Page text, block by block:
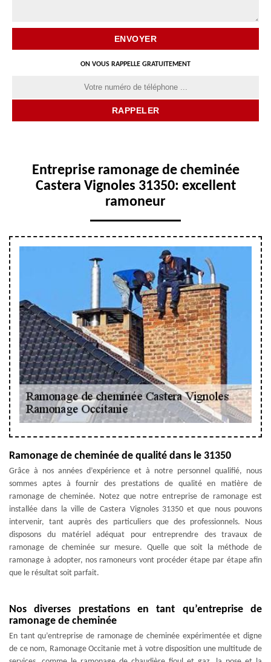
ON VOUS RAPPELLE GRATUITEMENT
Entreprise ramonage de cheminée
Castera Vignoles 31350: excellent
ramoneur
Ramonage de cheminée de qualité dans le 31350
Grâce à nos années d’expérience et à notre personnel qualifié, nous
sommes aptes à fournir des prestations de qualité en matière de
ramonage de cheminée. Notez que notre entreprise de ramonage est
installée dans la ville de Castera Vignoles 31350 et que nous pouvons
intervenir, tant auprès des particuliers que des professionnels. Nous
disposons du matériel adéquat pour entreprendre des travaux de
ramonage de cheminée sur mesure. Quelle que soit la méthode de
ramonage à adopter, nos ramoneurs vont procéder étape par étape afin
que le résultat soit parfait.
Nos diverses prestations en tant qu’entreprise de
ramonage de cheminée
En tant qu’entreprise de ramonage de cheminée expérimentée et digne
de ce nom, Ramonage Occitanie met à votre disposition une multitude de